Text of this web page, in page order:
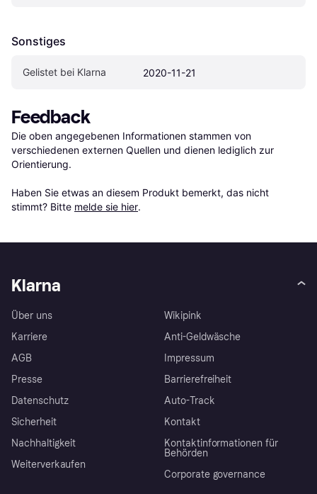
Sonstiges
Gelistet bei Klarna 2020-11-21
Feedback
Die oben angegebenen Informationen stammen von
verschiedenen externen Quellen und dienen lediglich zur
Orientierung.
Haben Sie etwas an diesem Produkt bemerkt, das nicht
stimmt? Bitte melde sie hier.
Klarna
Über uns
Karriere
AGB
Presse
Datenschutz
Sicherheit
Nachhaltigkeit
Weiterverkaufen
Wikipink
Anti-Geldwäsche
Impressum
Barrierefreiheit
Auto-Track
Kontakt
Kontaktinformationen für
Behörden
Corporate governance